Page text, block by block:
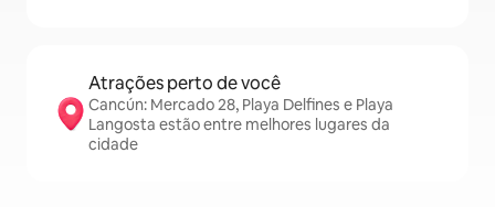
Atrações perto de você
Cancún: Mercado 28, Playa Delfines e Playa
Langosta estão entre melhores lugares da
cidade